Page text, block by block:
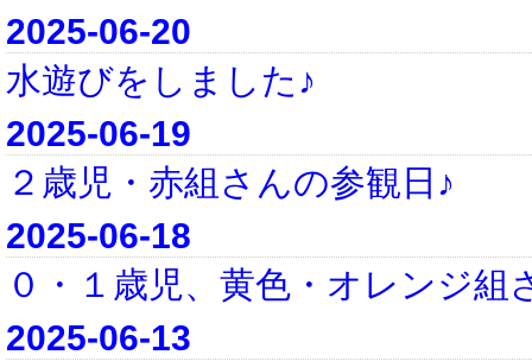
2025-06-20
水遊びをしました♪
2025-06-19
２歳児・赤組さんの参観日♪
2025-06-18
０・１歳児、黄色・オレンジ組
2025-06-13